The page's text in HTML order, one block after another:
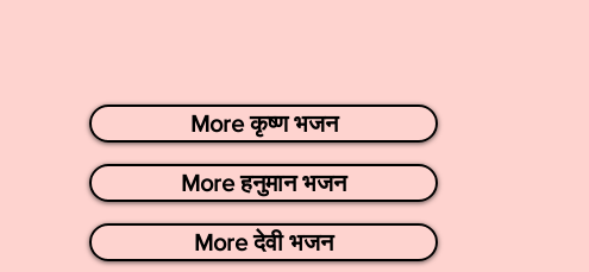
More कृष्ण भजन
More हनुमान भजन
More देवी भजन